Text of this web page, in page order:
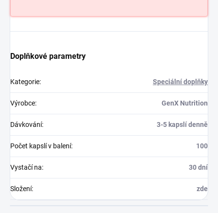
Doplňkové parametry
Kategorie: Speciální doplňky
Výrobce: GenX Nutrition
Dávkování: 3-5 kapslí denně
Počet kapslí v balení: 100
Vystačí na: 30 dní
Složení: zde